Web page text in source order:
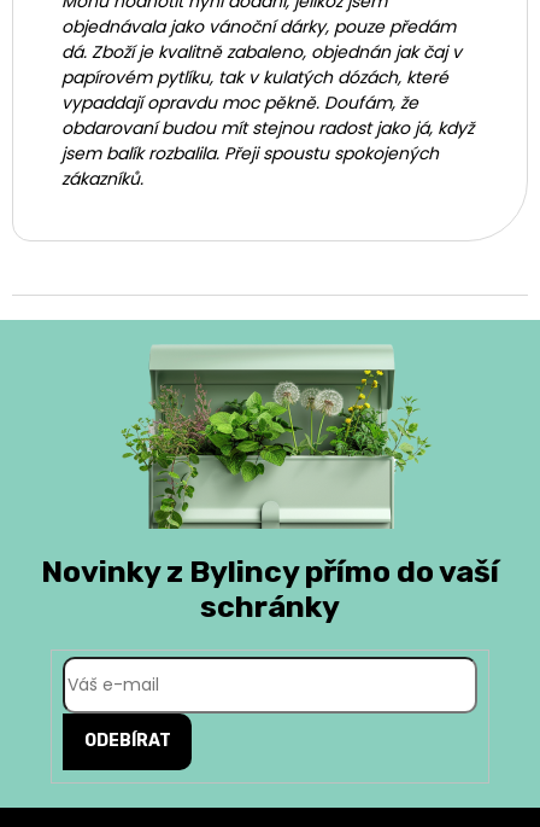
objednávala jako vánoční dárky, pouze předám
dá. Zboží je kvalitně zabaleno, objednán jak čaj v
papírovém pytlíku, tak v kulatých dózách, které
vypaddají opravdu moc pěkně. Doufám, že
obdarovaní budou mít stejnou radost jako já, když
jsem balík rozbalila. Přeji spoustu spokojených
zákazníků.
Novinky z Bylincy přímo do vaší
schránky
ODEBÍRAT